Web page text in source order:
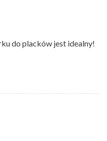
do placków jest idealny!